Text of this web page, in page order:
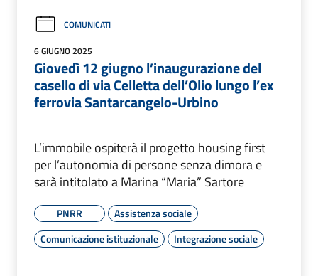
COMUNICATI
6 GIUGNO 2025
Giovedì 12 giugno l’inaugurazione del
casello di via Celletta dell’Olio lungo l’ex
ferrovia Santarcangelo-Urbino
L’immobile ospiterà il progetto housing first
per l’autonomia di persone senza dimora e
sarà intitolato a Marina “Maria” Sartore
PNRR
Assistenza sociale
Comunicazione istituzionale
Integrazione sociale